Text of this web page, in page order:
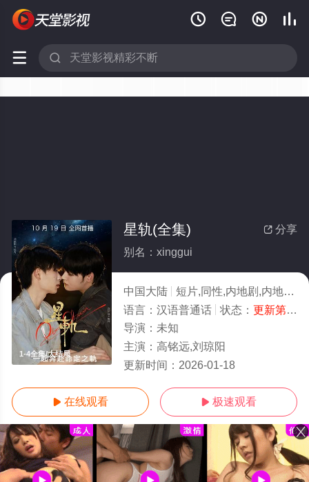
   
 
1-4全集/大结局
 分享
星轨(全集)
别名：xinggui
中国大陆 短片,同性,内地剧,内地
语言： 汉语普通话 状态： 更新第08集
导演： 未知
主演： 高铭远,刘琼阳
更新时间： 2026-01-18
 在线观看  极速观看